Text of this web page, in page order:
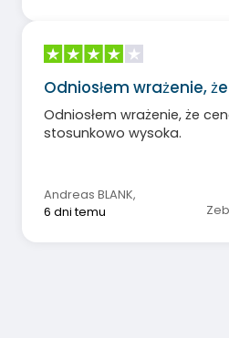
Odniosłem wrażenie,
Odniosłem wrażenie, że
stosunkowo wysoka.
Andreas BLANK,
6 dni temu